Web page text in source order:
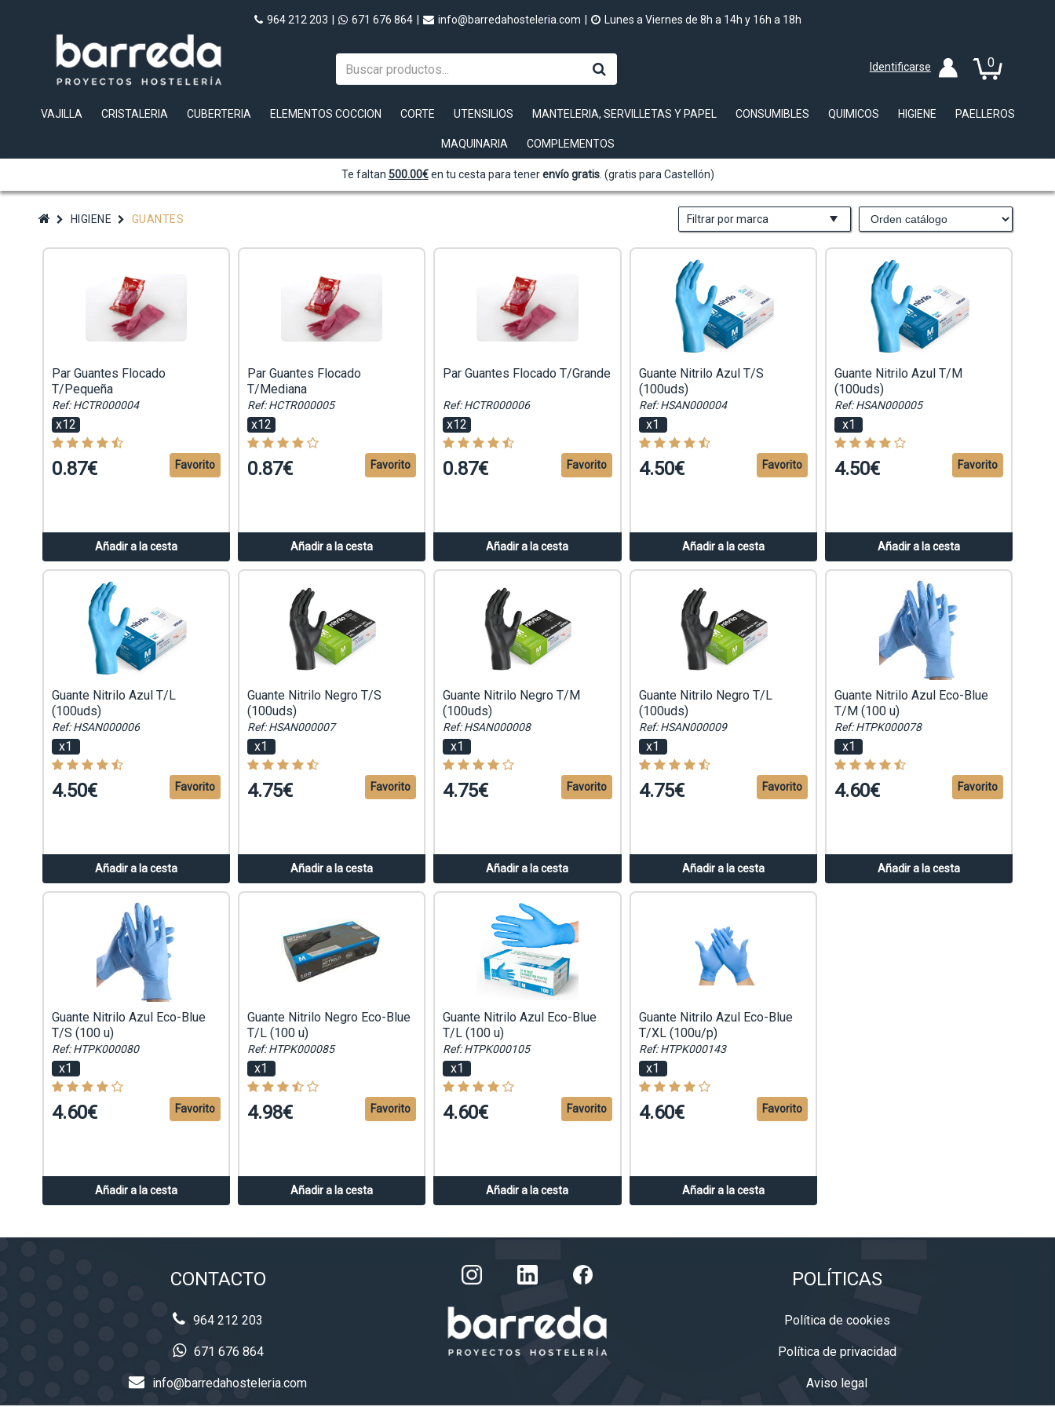
964 212 203 671 676 864 info@barredahosteleria.com Lunes a Viernes de 8h a 14h y 16h a 18h
0
Identificarse
VAJILLA CRISTALERIA CUBERTERIA ELEMENTOS COCCION CORTE UTENSILIOS MANTELERIA, SERVILLETAS Y PAPEL CONSUMIBLES QUIMICOS HIGIENE PAELLEROS
MAQUINARIA COMPLEMENTOS
Te faltan 500.00€en tu cesta para tenerenvío gratis. (gratis para Castellón)
Filtrar por marca
HIGIENE GUANTES
Par Guantes Flocado
T/Pequeña
Ref: HCTR000004
x12
0.87€
Añadir a la cesta
Favorito
Par Guantes Flocado
T/Mediana
Ref: HCTR000005
x12
0.87€
Añadir a la cesta
Favorito
Par Guantes Flocado T/Grande
Ref: HCTR000006
x12
0.87€
Añadir a la cesta
Favorito
Guante Nitrilo Azul T/S
(100uds)
Ref: HSAN000004
x1
4.50€
Añadir a la cesta
Favorito
Guante Nitrilo Azul T/M
(100uds)
Ref: HSAN000005
x1
4.50€
Añadir a la cesta
Favorito
Guante Nitrilo Azul T/L
(100uds)
Ref: HSAN000006
x1
4.50€
Añadir a la cesta
Favorito
Guante Nitrilo Negro T/S
(100uds)
Ref: HSAN000007
x1
4.75€
Añadir a la cesta
Favorito
Guante Nitrilo Negro T/M
(100uds)
Ref: HSAN000008
x1
4.75€
Añadir a la cesta
Favorito
Guante Nitrilo Negro T/L
(100uds)
Ref: HSAN000009
x1
4.75€
Añadir a la cesta
Favorito
Guante Nitrilo Azul Eco-Blue
T/M (100 u)
Ref: HTPK000078
x1
4.60€
Añadir a la cesta
Favorito
Guante Nitrilo Azul Eco-Blue
T/S (100 u)
Ref: HTPK000080
x1
4.60€
Añadir a la cesta
Favorito
Guante Nitrilo Negro Eco-Blue
T/L (100 u)
Ref: HTPK000085
x1
4.98€
Añadir a la cesta
Favorito
Guante Nitrilo Azul Eco-Blue
T/L (100 u)
Ref: HTPK000105
x1
4.60€
Añadir a la cesta
Favorito
Guante Nitrilo Azul Eco-Blue
T/XL (100u/p)
Ref: HTPK000143
x1
4.60€
Añadir a la cesta
Favorito
CONTACTO
964 212 203
671 676 864
info@barredahosteleria.com
POLÍTICAS
Política de cookies
Política de privacidad
Aviso legal